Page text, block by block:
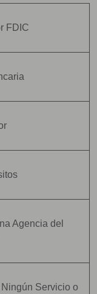
FDIC
Agencia del
Servicio o